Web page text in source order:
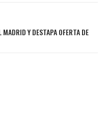
Y DESTAPA OFERTA DE